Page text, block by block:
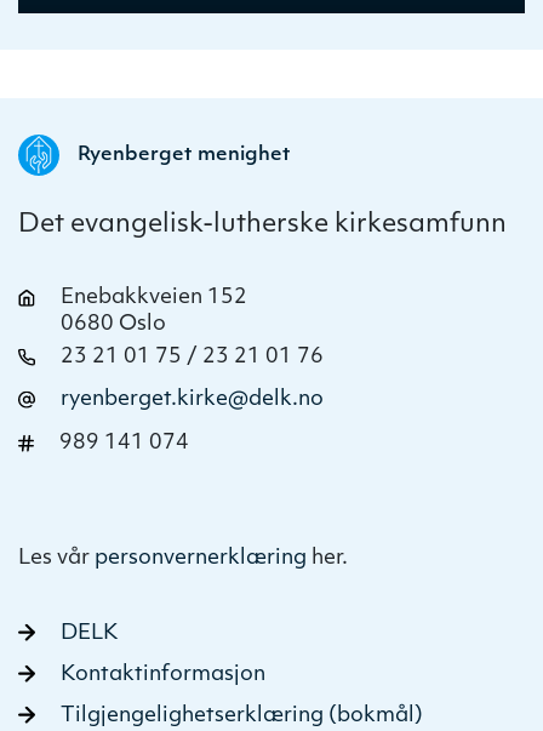
Ryenberget menighet
Det evangelisk-lutherske kirkesamfunn
Enebakkveien 152
0680 Oslo
23 21 01 75 / 23 21 01 76
ryenberget.kirke@delk.no
989 141 074
Les vår personvernerklæring her.
DELK
Kontaktinformasjon
Tilgjengelighetserklæring (bokmål)